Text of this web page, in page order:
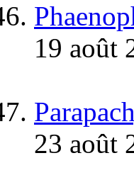
19 août
23 août